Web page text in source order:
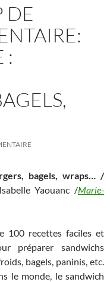
DE
:
bagels, wraps… /
Yaouanc /Marie-
100 recettes faciles et
préparer sandwichs
bagels, paninis, etc.
le monde, le sandwich